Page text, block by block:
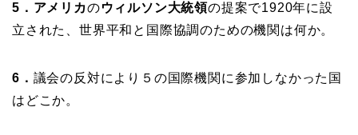
5．アメリカのウィルソン大統領の提案で1920年に設
立された、世界平和と国際協調のための機関は何か。
6． 議会の反対により５の国際機関に参加しなかった国
はどこか。